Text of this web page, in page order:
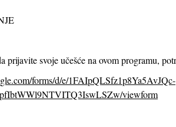
prijavite svoje učešće na ovom programu,
forms/d/e/1FAIpQLSfz1p8Ya5AvJQc-
viewform